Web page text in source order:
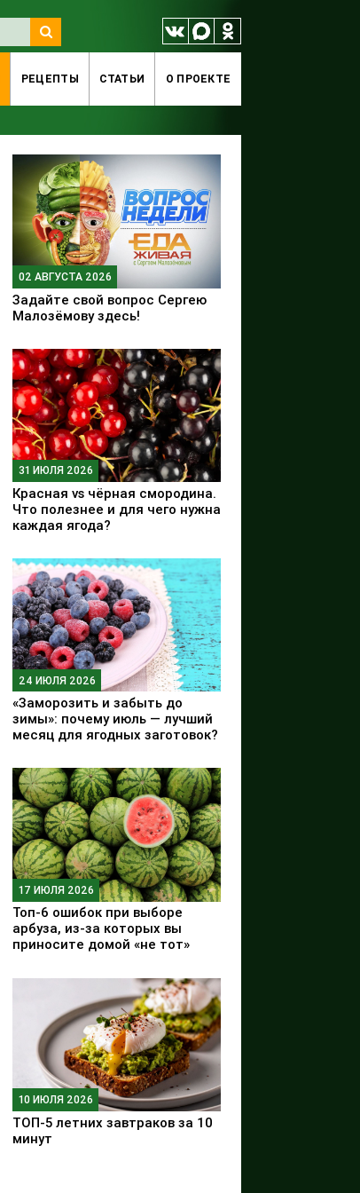
РЕЦЕПТЫ СТАТЬИ O ПРОЕКТЕ
02 АВГУСТА 2026
Задайте свой вопрос Сергею
Малозёмову здесь!
31 ИЮЛЯ 2026
Красная vs чёрная смородина.
Что полезнее и для чего нужна
каждая ягода?
24 ИЮЛЯ 2026
«Заморозить и забыть до
зимы»: почему июль — лучший
месяц для ягодных заготовок?
17 ИЮЛЯ 2026
Топ-6 ошибок при выборе
арбуза, из-за которых вы
приносите домой «не тот»
10 ИЮЛЯ 2026
ТОП-5 летних завтраков за 10
минут